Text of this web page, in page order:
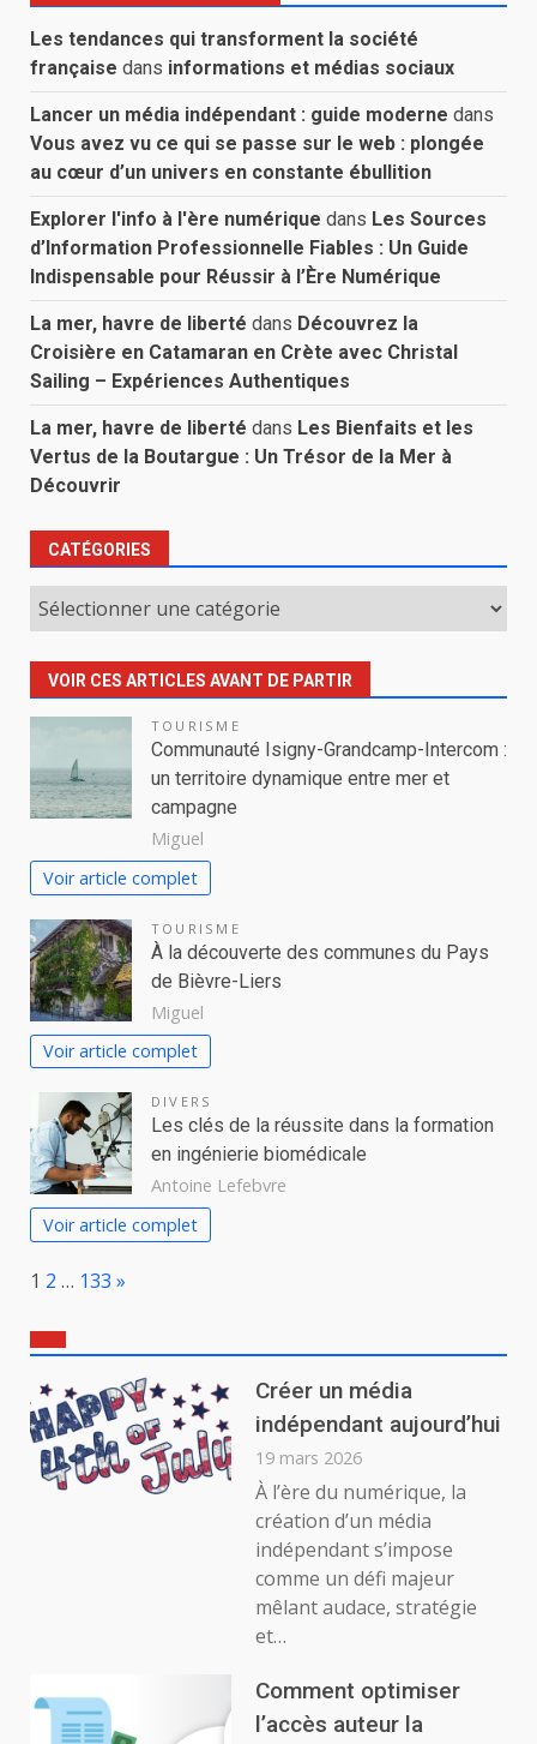
Les tendances qui transforment la société
française dans informations et médias sociaux
Lancer un média indépendant : guide moderne dans
Vous avez vu ce qui se passe sur le web : plongée
au cœur d’un univers en constante ébullition
Explorer l'info à l'ère numérique dans Les Sources
d’Information Professionnelle Fiables : Un Guide
Indispensable pour Réussir à l’Ère Numérique
La mer, havre de liberté dans Découvrez la
Croisière en Catamaran en Crète avec Christal
Sailing – Expériences Authentiques
La mer, havre de liberté dans Les Bienfaits et les
Vertus de la Boutargue : Un Trésor de la Mer à
Découvrir
CATÉGORIES
Catégories
VOIR CES ARTICLES AVANT DE PARTIR
TOURISME
Communauté Isigny-Grandcamp-Intercom :
un territoire dynamique entre mer et
campagne
Miguel
Voir article complet
TOURISME
À la découverte des communes du Pays
de Bièvre-Liers
Miguel
Voir article complet
DIVERS
Les clés de la réussite dans la formation
en ingénierie biomédicale
Antoine Lefebvre
Voir article complet
Page:
1 2 … 133 Next
»
Créer un média
indépendant aujourd’hui
19 mars 2026
À l’ère du numérique, la
création d’un média
indépendant s’impose
comme un défi majeur
mêlant audace, stratégie
et…
Comment optimiser
l’accès auteur la